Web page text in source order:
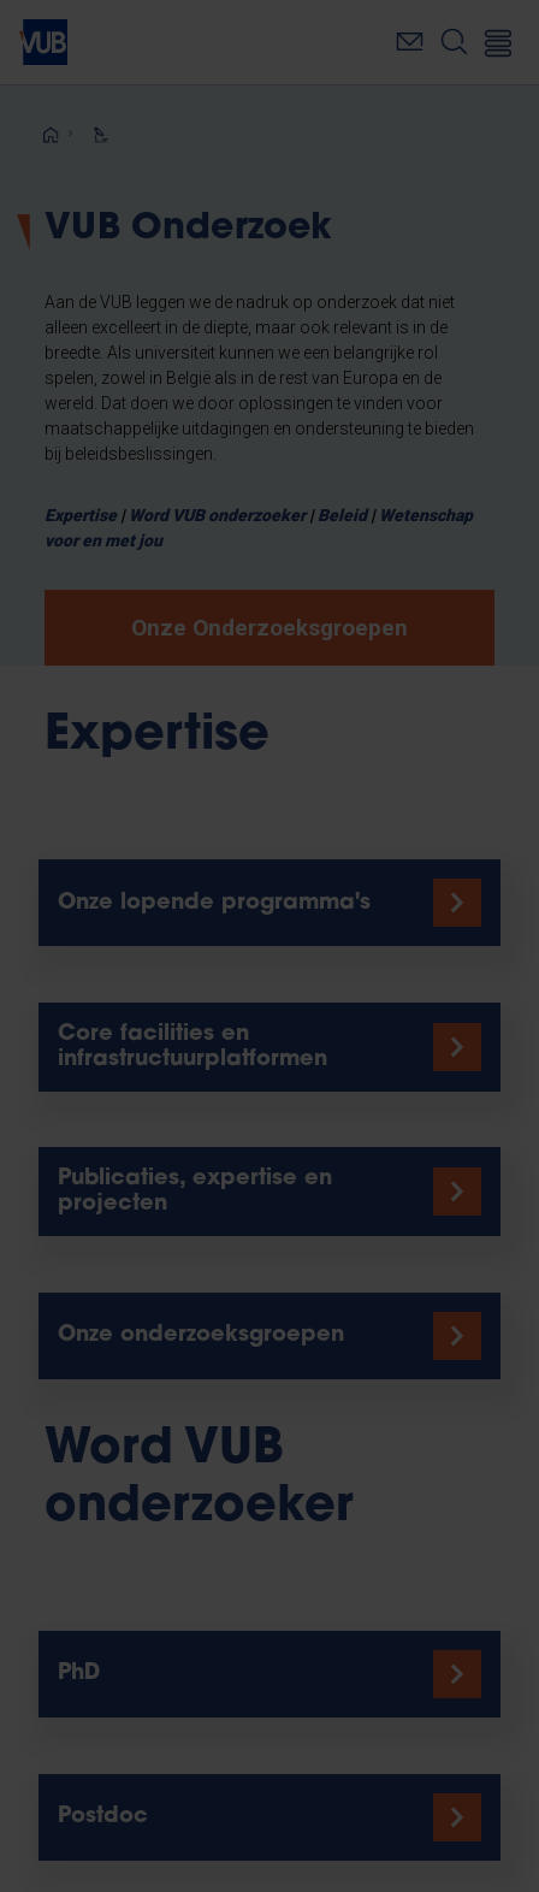
Overslaan
naar
inhoudKruimelpad
VUB Onderzoek
Aan de VUB leggen we de nadruk op onderzoek dat niet
alleen excelleert in de diepte, maar ook relevant is in de
breedte. Als universiteit kunnen we een belangrijke rol
spelen, zowel in België als in de rest van Europa en de
wereld. Dat doen we door oplossingen te vinden voor
maatschappelijke uitdagingen en ondersteuning te bieden
bij beleidsbeslissingen.
Expertise | Word VUB onderzoeker|Beleid| Wetenschap
voor en met jou
Onze Onderzoeksgroepen
Expertise
Onze lopende programma's
Core facilities en
infrastructuurplatformen
Publicaties, expertise en
projecten
Onze onderzoeksgroepen
Word VUB
onderzoeker
PhD
Postdoc